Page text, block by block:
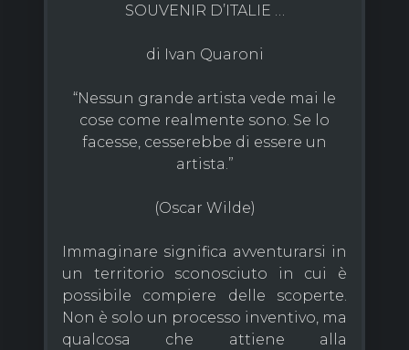
SOUVENIR D’ITALIE …
di Ivan Quaroni
“Nessun grande artista vede mai le
cose come realmente sono. Se lo
facesse, cesserebbe di essere un
artista.”
(Oscar Wilde)
Immaginare significa avventurarsi in
un territorio sconosciuto in cui è
possibile compiere delle scoperte.
Non è solo un processo inventivo, ma
qualcosa che attiene alla